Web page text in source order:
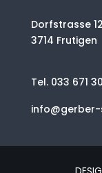
Dorfstrasse 12
3714 Frutigen
Tel. 033 671